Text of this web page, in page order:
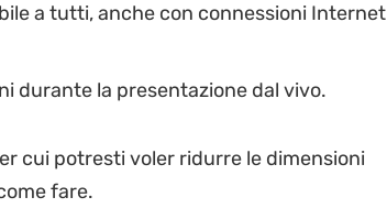
a tutti, anche con connessioni Internet
durante la presentazione dal vivo.
cui potresti voler ridurre le dimensioni
fare.